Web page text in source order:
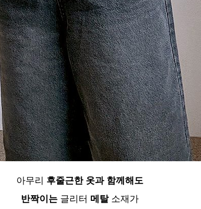
아무리 후줄근한 옷과 함께해도
반짝이는글리터 메탈 소재가